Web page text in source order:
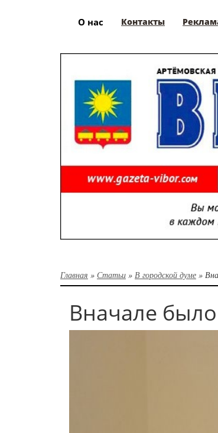
О нас Контакты
Главная » Статьи » В городской думе »
Вначале